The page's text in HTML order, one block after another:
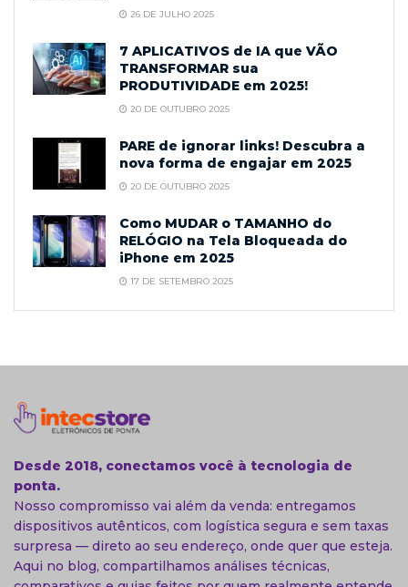
26 DE JULHO 2025
7 APLICATIVOS de IA que VÃO
TRANSFORMAR sua
PRODUTIVIDADE em 2025!
20 DE OUTUBRO 2025
PARE de ignorar links! Descubra a
nova forma de engajar em 2025
20 DE OUTUBRO 2025
Como MUDAR o TAMANHO do
RELÓGIO na Tela Bloqueada do
iPhone em 2025
17 DE SETEMBRO 2025
Desde 2018, conectamos você à tecnologia de
ponta.
Nosso compromisso vai além da venda: entregamos
dispositivos autênticos, com logística segura e sem taxas
surpresa — direto ao seu endereço, onde quer que esteja.
Aqui no blog, compartilhamos análises técnicas,